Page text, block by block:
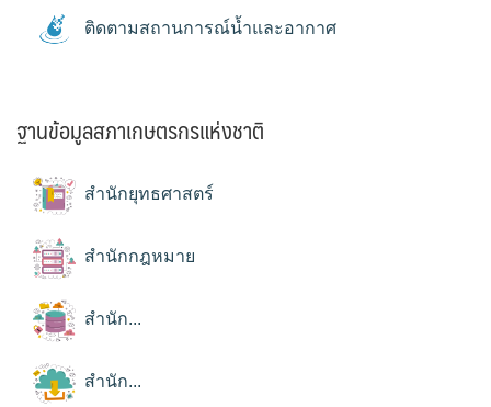
ติดตามสถานการณ์น้ำและอากาศ
ฐานข้อมูลสภาเกษตรกรแห่งชาติ
สำนักยุทธศาสตร์
สำนักกฎหมาย
สำนัก...
สำนัก...